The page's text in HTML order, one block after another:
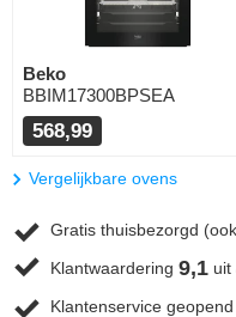
Beko
BBIM17300BPSEA
568,99
Vergelijkbare ovens
Gratis thuisbezorgd
Klantwaardering 9,1 uit
Klantenservice